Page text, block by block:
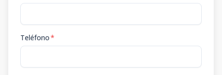
Teléfono*